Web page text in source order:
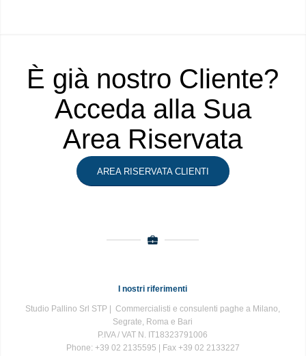
È già nostro Cliente?
Acceda alla Sua
Area Riservata
AREA RISERVATA CLIENTI
I nostri riferimenti
Studio Pallino Srl STP | Commercialisti e consulenti paghe a Milano,
Segrate, Roma e Bari
P.IVA / VAT N. IT18323791006
Phone: +39 02 2135595 | Fax +39 02 2133227